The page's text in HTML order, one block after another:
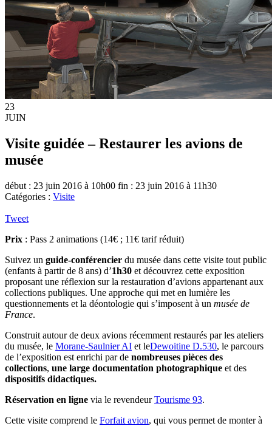
23
JUIN
Visite guidée – Restaurer les avions de
musée
début : 23 juin 2016 à 10h00 fin : 23 juin 2016 à 11h30
Catégories : Visite
Tweet
Prix : Pass 2 animations (14€ ; 11€ tarif réduit)
Suivez un guide-conférencier du musée dans cette visite tout public
(enfants à partir de 8 ans) d’1h30 et découvrez cette exposition
proposant une réflexion sur la restauration d’avions appartenant aux
collections publiques. Une approche qui met en lumière les
questionnements et la déontologie qui s’imposent à un musée de
France.
Construit autour de deux avions récemment restaurés par les ateliers
du musée, le Morane-Saulnier AI et leDewoitine D.530, le parcours
de l’exposition est enrichi par de nombreuses pièces des
collections, une large documentation photographique et des
dispositifs didactiques.
Réservation en ligne via le revendeurTourisme 93.
Cette visite comprend le Forfait avion, qui vous permet de monter à